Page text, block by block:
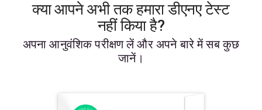
क्या आपने अभी तक हमारा डीएनए टेस्ट
नहीं किया है?
अपना आनुवंशिक परीक्षण लें और अपने बारे में सब कुछ
जानें।